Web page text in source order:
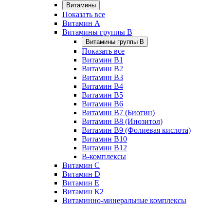
Витамины
Показать все
Витамин A
Витамины группы B
Витамины группы B
Показать все
Витамин B1
Витамин B2
Витамин B3
Витамин B4
Витамин B5
Витамин B6
Витамин B7 (Биотин)
Витамин B8 (Инозитол)
Витамин B9 (Фолиевая кислота)
Витамин B10
Витамин B12
B-комплексы
Витамин C
Витамин D
Витамин E
Витамин К2
Витаминно-минеральные комплексы